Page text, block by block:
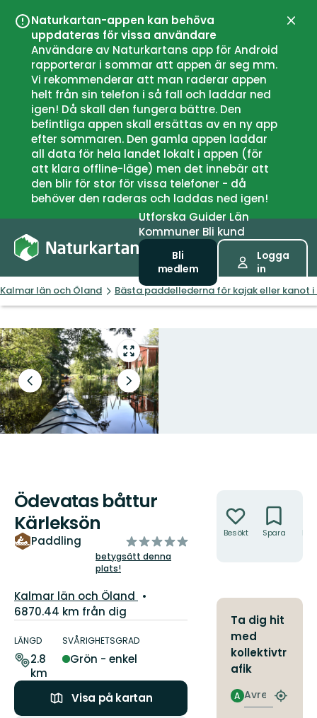
Naturkartan-appen kan behöva
uppdateras för vissa användare
Användare av Naturkartans app för Android
rapporterar i sommar att appen är seg mm.
Vi rekommenderar att man raderar appen
helt från sin telefon i så fall och laddar ned
igen! Då skall den fungera bättre. Den
befintliga appen skall ersättas av en ny app
efter sommaren. Den gamla appen laddar
all data för hela landet lokalt i appen (för
att klara offline-läge) men det innebär att
den blir för stor för vissa telefoner - då
behöver den raderas och laddas ned igen!
UtforskaGuiderLän
Kommuner Bli kund
Bli
medlem
Logga
in
Kalmar län och Öland Bästa paddellederna för kajak eller kanot
Gå
till
helskärmsläge
Föregående
bild
Nästa
bildspel
Ödevatas båttur
Kärleksön
Paddling
av
5
betygsätt denna
plats!
Län:
Kalmar län och Öland
6870.44 km från dig
om
leden
LÄNGD
2.8
km
SVÅRIGHETSGRAD
Grön - enkel
Visa på kartan
Besökt Spara
Ta dig hit
med
kollektivtr
afik
Avresa
A
Hitta